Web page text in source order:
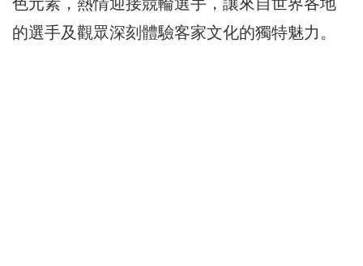
的選手及觀眾深刻體驗客家文化的獨特魅力。